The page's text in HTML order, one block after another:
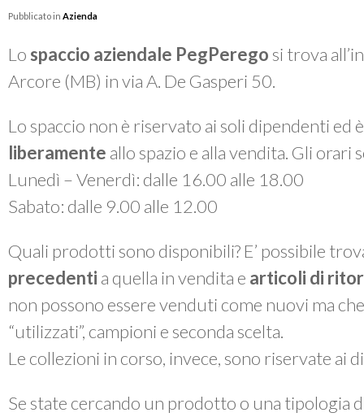
Pubblicato in Azienda
Lo spaccio aziendale PegPerego si trova
Arcore (MB) in via A. De Gasperi 50.
Lo spaccio non è riservato ai soli dipendenti ed
liberamente allo spazio e alla vendita. Gli orari
Lunedì – Venerdì: dalle 16.00 alle 18.00
Sabato: dalle 9.00 alle 12.00
Quali prodotti sono disponibili? E’ possibile
precedenti a quella in vendita e articoli di
non possono essere venduti come nuovi ma
“utilizzati”, campioni e seconda scelta.
Le collezioni in corso, invece, sono riservate ai
Se state cercando un prodotto o una tipologia